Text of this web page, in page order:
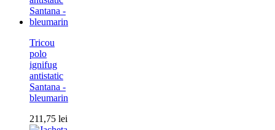
Tricou
polo
ignifug
antistatic
Santana -
bleumarin
211,75 lei